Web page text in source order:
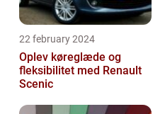
22 february 2024
Oplev køreglæde og
fleksibilitet med Renault
Scenic